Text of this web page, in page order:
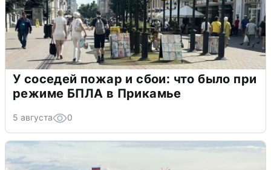
У соседей пожар и сбои: что было при
режиме БПЛА в Прикамье
5 августа 0